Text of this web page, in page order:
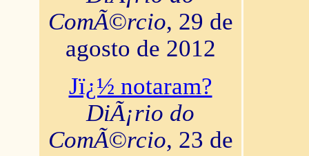
ComÃ©rcio, 29 de
agosto de 2012
Jï¿½ notaram?
DiÃ¡rio do
ComÃ©rcio, 23 de